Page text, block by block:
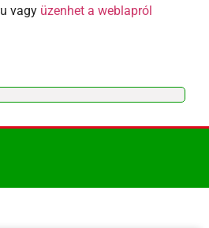
vagy üzenhet a weblapról